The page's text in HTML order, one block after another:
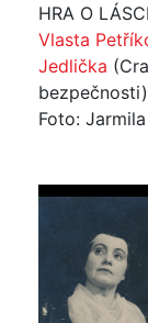
HRA O
Vlasta
Jedlička
bezpečnosti)
Foto: